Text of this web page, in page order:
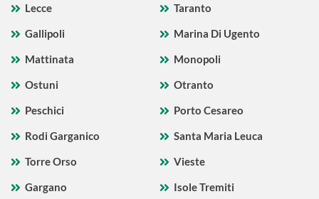
Lecce
Taranto
Gallipoli
Marina Di Ugento
Mattinata
Monopoli
Ostuni
Otranto
Peschici
Porto Cesareo
Rodi Garganico
Santa Maria Leuca
Torre Orso
Vieste
Gargano
Isole Tremiti